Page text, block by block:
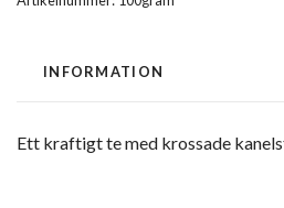
INFORMATION
Ett kraftigt te med krossade